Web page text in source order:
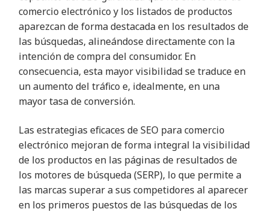
comercio electrónico y los listados de productos
aparezcan de forma destacada en los resultados de
las búsquedas, alineándose directamente con la
intención de compra del consumidor. En
consecuencia, esta mayor visibilidad se traduce en
un aumento del tráfico e, idealmente, en una
mayor tasa de conversión.
Las estrategias eficaces de SEO para comercio
electrónico mejoran de forma integral la visibilidad
de los productos en las páginas de resultados de
los motores de búsqueda (SERP), lo que permite a
las marcas superar a sus competidores al aparecer
en los primeros puestos de las búsquedas de los